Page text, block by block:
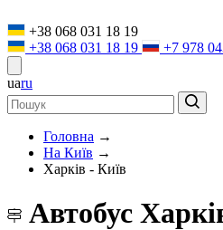
+38 068 031 18 19
+38 068 031 18 19
+7 978
uaru
Головна →
На Київ →
Харків - Київ
Автобус